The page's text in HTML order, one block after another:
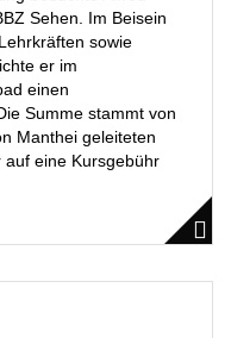
Sehen. Im Beisein
sowie
er im
einen
Summe stammt von
Manthei geleiteten
auf eine Kursgebühr